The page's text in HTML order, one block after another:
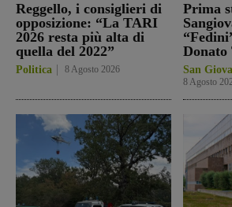
Reggello, i consiglieri di
opposizione: “La TARI
2026 resta più alta di
quella del 2022”
Politica 8 Agosto 2026
Prima
Donato
San
8 Agosto